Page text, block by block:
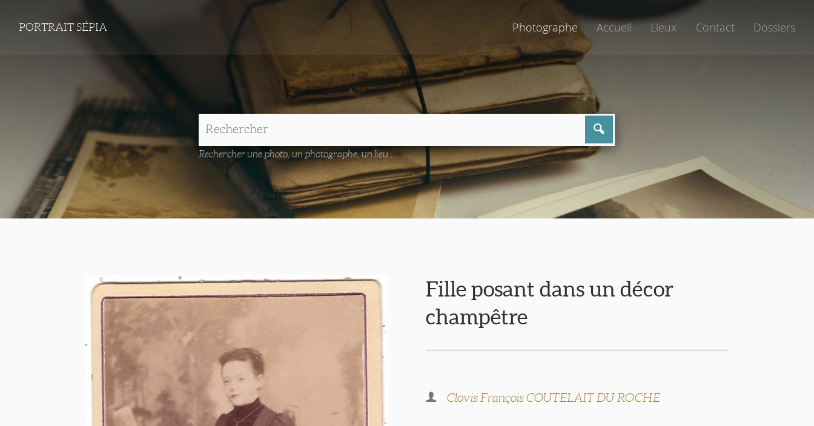
PORTRAIT SÉPIA Photographe Accueil Lieux Contact Dossiers
Rechercher une photo, un photographe, un lieu...
Fille posant dans un décor
champêtre
Clovis François COUTELAIT DU ROCHE